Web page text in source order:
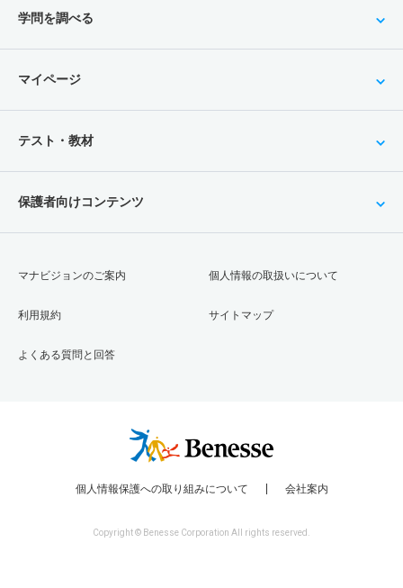
学問を調べる
マイページ
テスト・教材
保護者向けコンテンツ
マナビジョンのご案内
利用規約
よくある質問と回答
個人情報の取扱いについて
サイトマップ
個人情報保護への取り組みについて 会社案内
Copyright © Benesse Corporation All rights reserved.